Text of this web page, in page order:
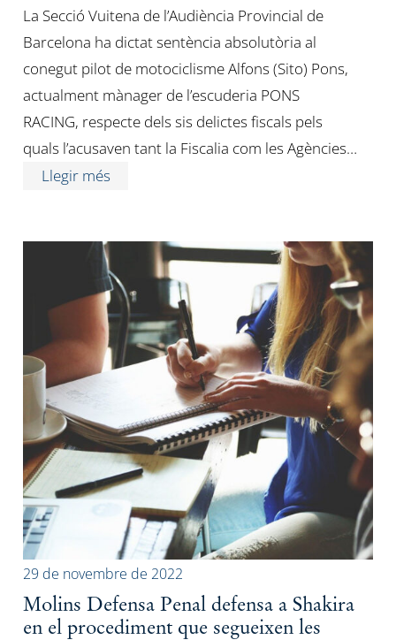
La Secció Vuitena de l’Audiència Provincial de
Barcelona ha dictat sentència absolutòria al
conegut pilot de motociclisme Alfons (Sito) Pons,
actualment mànager de l’escuderia PONS
RACING, respecte dels sis delictes fiscals pels
quals l’acusaven tant la Fiscalia com les Agències…
Llegir més
29 de novembre de 2022
Molins Defensa Penal defensa a Shakira
en el procediment que segueixen les